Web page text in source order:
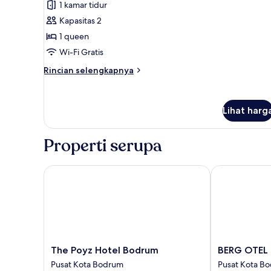
untuk
Kamar
Comfort
1 kamar tidur
Kapasitas 2
1 queen
Wi-Fi Gratis
Rincian selengkapnya
Rincian
Comfort
Lihat
Properti serupa
The
Poyz
The Poyz Hotel Bodrum
Pusat Kota Bodrum
The Poyz Hotel Bodrum
BERG
OTEL
BERG OTEL
Pusat Kota
BERG OTEL